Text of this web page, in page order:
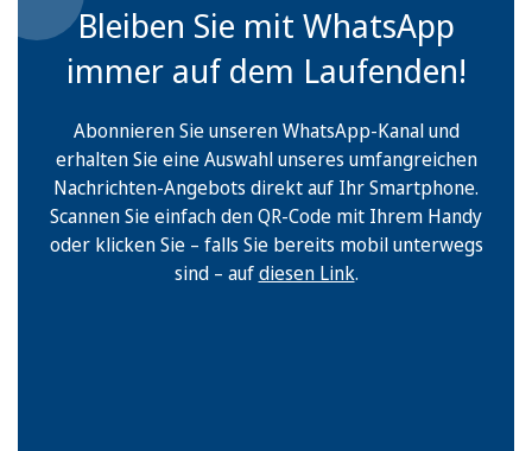
Bleiben Sie mit WhatsApp
immer auf dem Laufenden!
Abonnieren Sie unseren WhatsApp-Kanal und
erhalten Sie eine Auswahl unseres umfangreichen
Nachrichten-Angebots direkt auf Ihr Smartphone.
Scannen Sie einfach den QR-Code mit Ihrem Handy
oder klicken Sie – falls Sie bereits mobil unterwegs
sind – aufdiesen Link.